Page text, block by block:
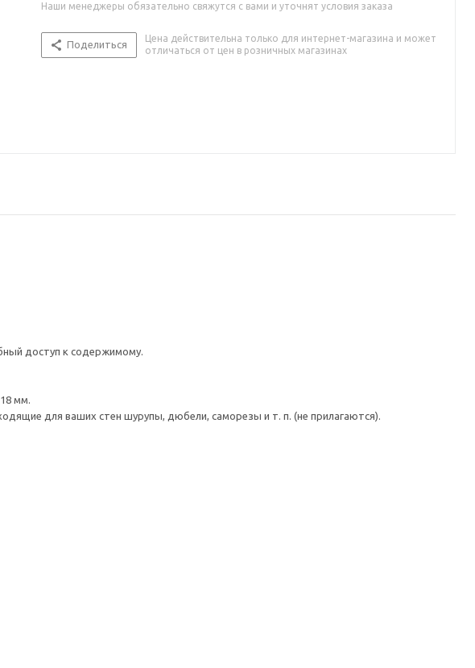
Наши менеджеры обязательно свяжутся с вами и уточнят условия заказа
Поделиться
Цена действительна только для интернет-магазина и может
отличаться от цен в розничных магазинах
доступ к содержимому.
мм.
для ваших стен шурупы, дюбели, саморезы и т. п. (не прилагаются).